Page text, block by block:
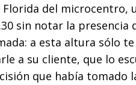
Florida del microcentro,
sin notar la presencia
a esta altura sólo
a su cliente, que lo
que había tomado